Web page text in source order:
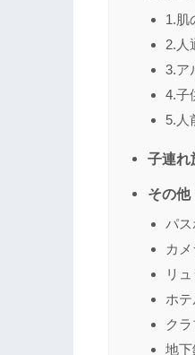
1.肌
2.人
3.ア
4.子
5.人
子連れ
その他
パス
カ
リ
ホテ
ク
地下